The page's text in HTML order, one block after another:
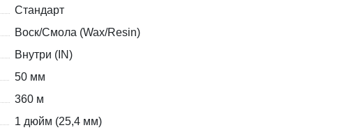
Стандарт
Воск/Смола (Wax/Resin)
Внутри (IN)
50 мм
360 м
1 дюйм (25,4 мм)